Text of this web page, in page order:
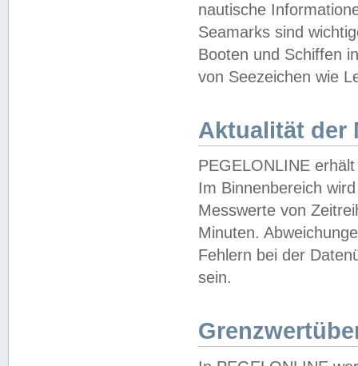
nautische
Seamarks sind
Booten und Schiffen
von Seezeichen wie
Aktualität der
PEGELONLINE
Im Binnenbereich
Messwerte von
Minuten.
Fehlern bei der
sein.